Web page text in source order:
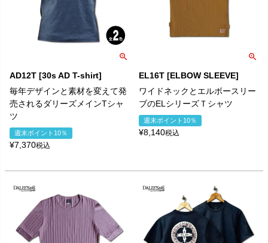
AD12T [30s AD T-shirt]
毎年デザインと素材を変えて発
売されるダリーズメインTシャ
ツ
週末ポイント10％
¥7,370税込
EL16T [ELBOW SLEEVE]
ワイドネックとエルボースリー
ブのELシリーズＴシャツ
週末ポイント10％
¥8,140税込